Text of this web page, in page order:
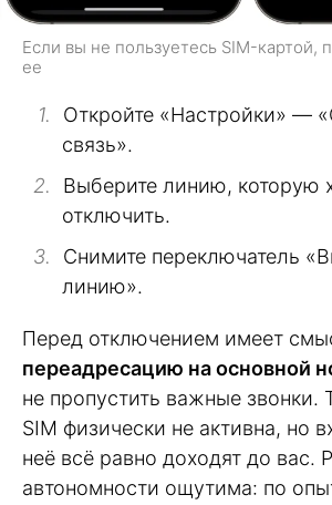
Если вы не пользуетесь SIM-картой,
ее
Откройте «Настройки» —
связь».
Выберите линию, которую
отключить.
Снимите переключатель
линию».
Перед отключением имеет
переадресацию на основной
не пропустить важные звонки.
SIM физически не активна, но
неё всё равно доходят до вас.
автономности ощутима: по